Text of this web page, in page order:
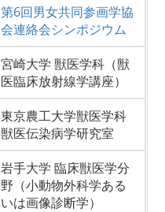
第6回男女共同参画学協
会連絡会シンポジウム
宮崎大学 獣医学科（獣
医臨床放射線学講座）
東京農工大学獣医学科
獣医伝染病学研究室
岩手大学 臨床獣医学分
野（小動物外科学ある
いは画像診断学）